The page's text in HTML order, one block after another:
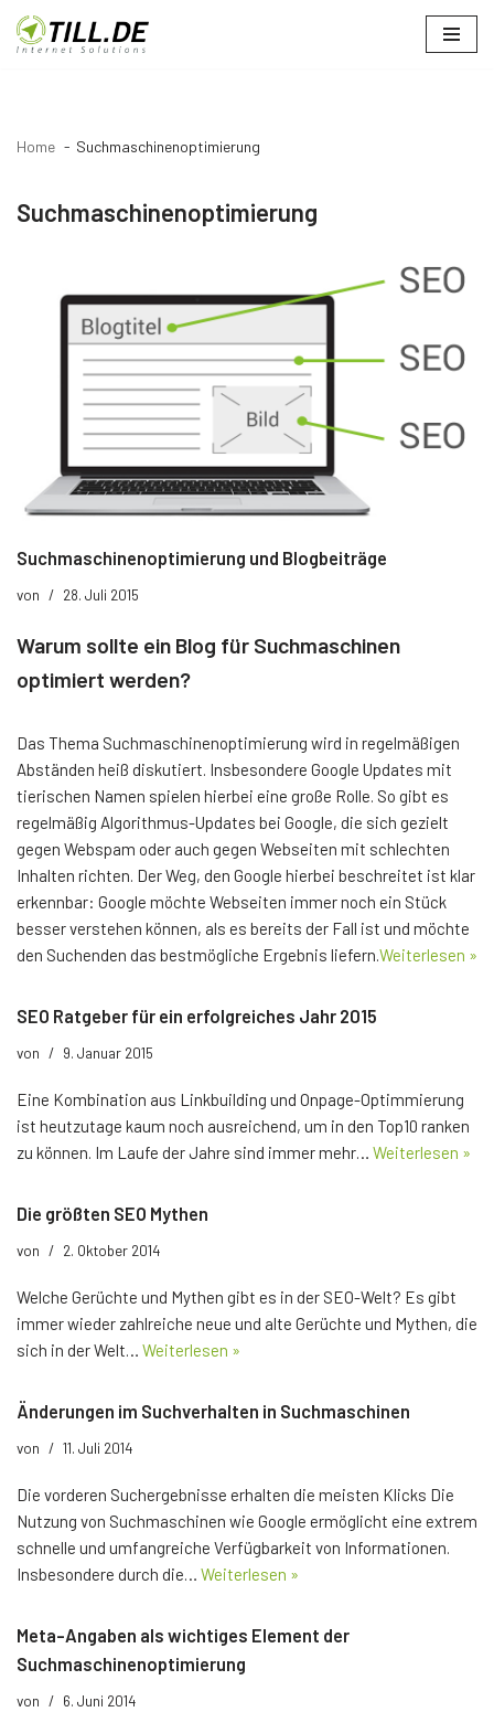
Zum
Home Suchmaschinenoptimierung
Suchmaschinenoptimierung
Suchmaschinenoptimierung und Blogbeiträge
von 28. Juli 2015
Warum sollte ein Blog für Suchmaschinen
optimiert werden?
Das Thema Suchmaschinenoptimierung wird in regelmäßigen
Abständen heiß diskutiert. Insbesondere Google Updates mit
tierischen Namen spielen hierbei eine große Rolle. So gibt es
regelmäßig Algorithmus-Updates bei Google, die sich gezielt
gegen Webspam oder auch gegen Webseiten mit schlechten
Inhalten richten. Der Weg, den Google hierbei beschreitet ist klar
erkennbar: Google möchte Webseiten immer noch ein Stück
besser verstehen können, als es bereits der Fall ist und möchte
den Suchenden das bestmögliche Ergebnis liefern.Weiterlesen »
SEO Ratgeber für ein erfolgreiches Jahr 2015
von 9. Januar 2015
Eine Kombination aus Linkbuilding und Onpage-Optimmierung
ist heutzutage kaum noch ausreichend, um in den Top10 ranken
zu können. Im Laufe der Jahre sind immer mehr… Weiterlesen »
Die größten SEO Mythen
von 2. Oktober 2014
Welche Gerüchte und Mythen gibt es in der SEO-Welt? Es gibt
immer wieder zahlreiche neue und alte Gerüchte und Mythen, die
sich in der Welt… Weiterlesen »
Änderungen im Suchverhalten in Suchmaschinen
von 11. Juli 2014
Die vorderen Suchergebnisse erhalten die meisten Klicks Die
Nutzung von Suchmaschinen wie Google ermöglicht eine extrem
schnelle und umfangreiche Verfügbarkeit von Informationen.
Insbesondere durch die… Weiterlesen »
Meta-Angaben als wichtiges Element der
Suchmaschinenoptimierung
von 6. Juni 2014